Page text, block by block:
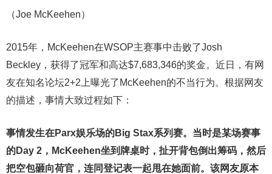
（Joe McKeehen）
2015年，McKeehen在WSOP主赛事中击败了Josh
Beckley，获得了冠军和高达$7,683,346的奖金。近日，有网
友在知名论坛2+2上曝光了McKeehen的不当行为。根据网友
的描述，事情大致过程如下：
事情发生在Parx娱乐场的Big Stax系列赛。当时是某场赛事
的Day 2，McKeehen坐到牌桌时，扯开背包倒出筹码，然后
把空包砸向荷官，连同登记表一起甩在她面前。该网友原本